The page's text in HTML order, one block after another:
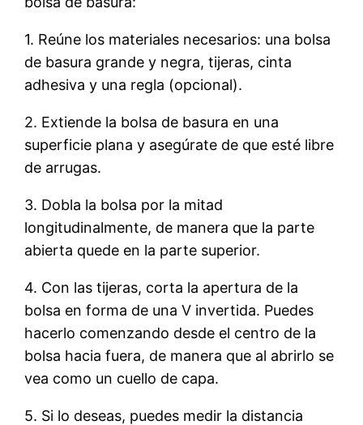
1. Reúne los materiales necesarios: una bolsa
de basura grande y negra, tijeras, cinta
adhesiva y una regla (opcional).
2. Extiende la bolsa de basura en una
superficie plana y asegúrate de que esté libre
de arrugas.
3. Dobla la bolsa por la mitad
longitudinalmente, de manera que la parte
abierta quede en la parte superior.
4. Con las tijeras, corta la apertura de la
bolsa en forma de una V invertida. Puedes
hacerlo comenzando desde el centro de la
bolsa hacia fuera, de manera que al abrirlo se
vea como un cuello de capa.
5. Si lo deseas, puedes medir la distancia